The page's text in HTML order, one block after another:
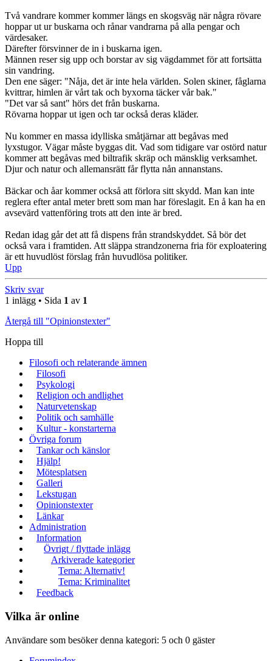
Två vandrare kommer kommer längs en skogsväg när några rövare
hoppar ut ur buskarna och rånar vandrarna på alla pengar och
värdesaker.
Därefter försvinner de in i buskarna igen.
Männen reser sig upp och borstar av sig vägdammet för att fortsätta
sin vandring.
Den ene säger: "Nåja, det är inte hela världen. Solen skiner, fåglarna
kvittrar, himlen är vårt tak och byxorna täcker vår bak."
"Det var så sant" hörs det från buskarna.
Rövarna hoppar ut igen och tar också deras kläder.
Nu kommer en massa idylliska småtjärnar att begåvas med
lyxstugor. Vägar måste byggas dit. Vad som tidigare var ostörd natur
kommer att begåvas med biltrafik skräp och mänsklig verksamhet.
Djur och natur och allemansrätt får flytta nån annanstans.
Bäckar och åar kommer också att förlora sitt skydd. Man kan inte
reglera efter antal meter brett som man har föreslagit. En å kan ha en
avsevärd vattenföring trots att den inte är bred.
Redan idag går det att få dispens från strandskyddet. Så bör det
också vara i framtiden. Att släppa strandzonerna fria för exploatering
är ett huvudlöst förslag från huvudlösa politiker.
Upp
Skriv svar
1 inlägg • Sida 1 av 1
Återgå till "Opinionstexter"
Hoppa till
Filosofi och relaterande ämnen
Filosofi
Psykologi
Religion och andlighet
Naturvetenskap
Politik och samhälle
Kultur - konstarterna
Övriga forum
Tankar och känslor
Hjälp!
Mötesplatsen
Galleri
Lekstugan
Opinionstexter
Länkar
Administration
Information
Övrigt / flyttade inlägg
Arkiverade kategorier
Tema: Alternativ!
Tema: Kriminalitet
Feedback
Vilka är online
Användare som besöker denna kategori: 5 och 0 gäster